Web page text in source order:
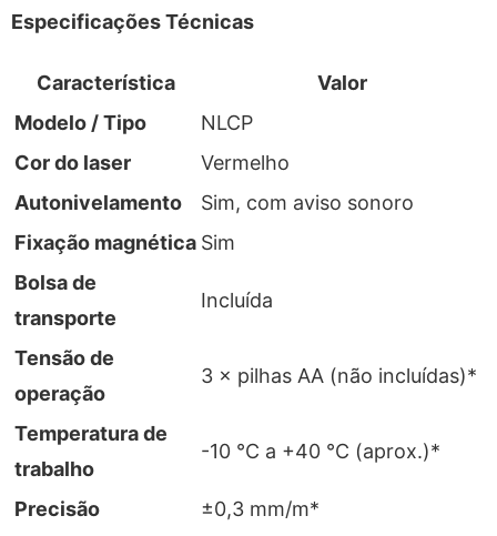
Especificações Técnicas
Característica
Valor
Modelo / Tipo
NLCP
Cor do laser
Vermelho
Autonivelamento
Sim, com aviso sonoro
Fixação magnética Sim
Bolsa de
transporte
Incluída
Tensão de
operação
3 × pilhas AA (não incluídas)*
Temperatura de
trabalho
-10 °C a +40 °C (aprox.)*
Precisão ±0,3 mm/m*